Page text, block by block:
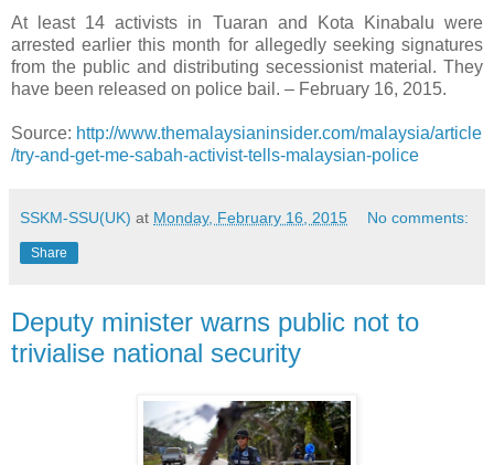
At least 14 activists in Tuaran and Kota Kinabalu were
arrested earlier this month for allegedly seeking signatures
from the public and distributing secessionist material. They
have been released on police bail. – February 16, 2015.
Source: http://www.themalaysianinsider.com/malaysia/article
/try-and-get-me-sabah-activist-tells-malaysian-police
SSKM-SSU(UK) at Monday, February 16, 2015 No comments:
Share
Deputy minister warns public not to
trivialise national security